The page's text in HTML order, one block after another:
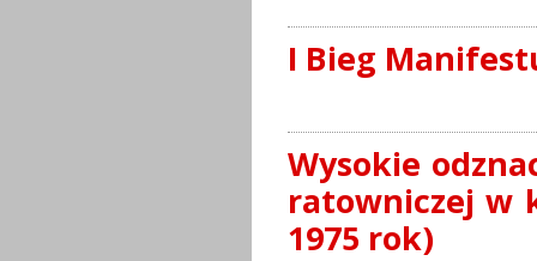
I Bieg
Wysokie
ratowniczej w
1975 rok)